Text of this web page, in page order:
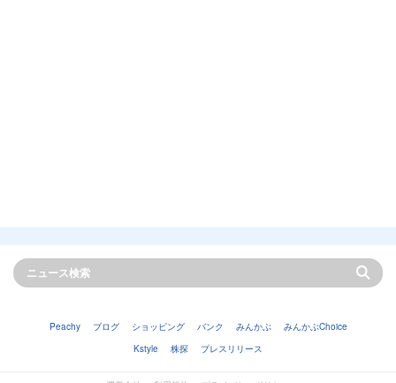
Peachy ブログ ショッピング バンク みんかぶ
みんかぶChoice
Kstyle
株探 プレスリリース